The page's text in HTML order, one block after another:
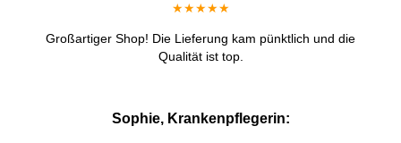
★★★★★
Großartiger Shop! Die Lieferung kam pünktlich und die
Qualität ist top.
Sophie, Krankenpflegerin: